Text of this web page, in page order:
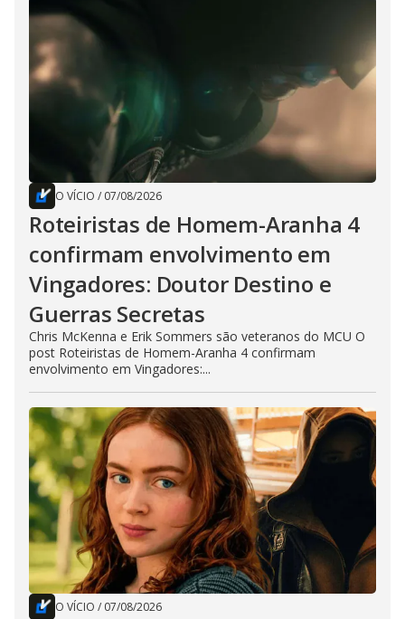
O VÍCIO / 07/08/2026
Roteiristas de Homem-Aranha 4
confirmam envolvimento em
Vingadores: Doutor Destino e
Guerras Secretas
Chris McKenna e Erik Sommers são veteranos do MCU O
post Roteiristas de Homem-Aranha 4 confirmam
envolvimento em Vingadores:...
O VÍCIO / 07/08/2026